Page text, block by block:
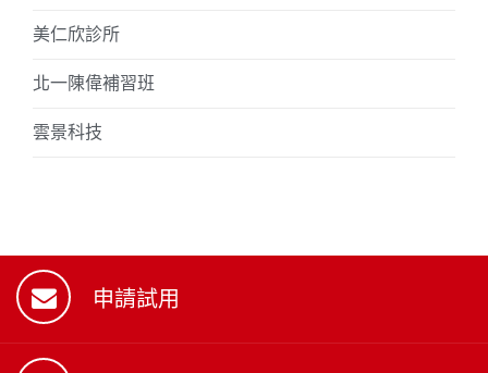
美仁欣診所
北一陳偉補習班
雲景科技
申請試用